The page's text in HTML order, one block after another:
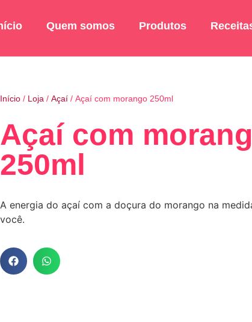
Quem somos Produtos
Início/ Loja/ Açaí/ Açaí com morango 250ml
Açaí com
250ml
A energia do açaí com a doçura do morango na
você.